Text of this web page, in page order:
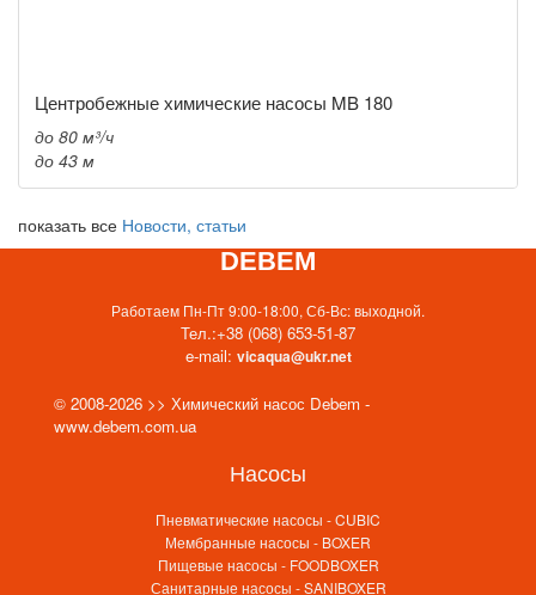
Центробежные химические насосы MB 180
до 80 м³/ч
до 43 м
показать все Новости, статьи
DEBEM
Работаем Пн-Пт 9:00-18:00, Сб-Вс: выходной.
Тел.:+38 (068) 653-51-87
e-mail: vicaqua@ukr.net
© 2008-2026 >> Химический насос Debem -
www.debem.com.ua
Насосы
Пневматические насосы - CUBIC
Мембранные насосы - BOXER
Пищевые насосы - FOODBOXER
Санитарные насосы - SANIBOXER